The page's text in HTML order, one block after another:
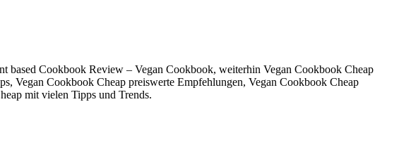
based Cookbook Review – Vegan Cookbook, weiterhin Vegan Cookbook Cheap
Vegan Cookbook Cheap preiswerte Empfehlungen, Vegan Cookbook Cheap
mit vielen Tipps und Trends.